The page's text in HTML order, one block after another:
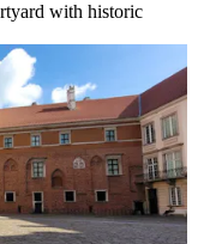
with historic